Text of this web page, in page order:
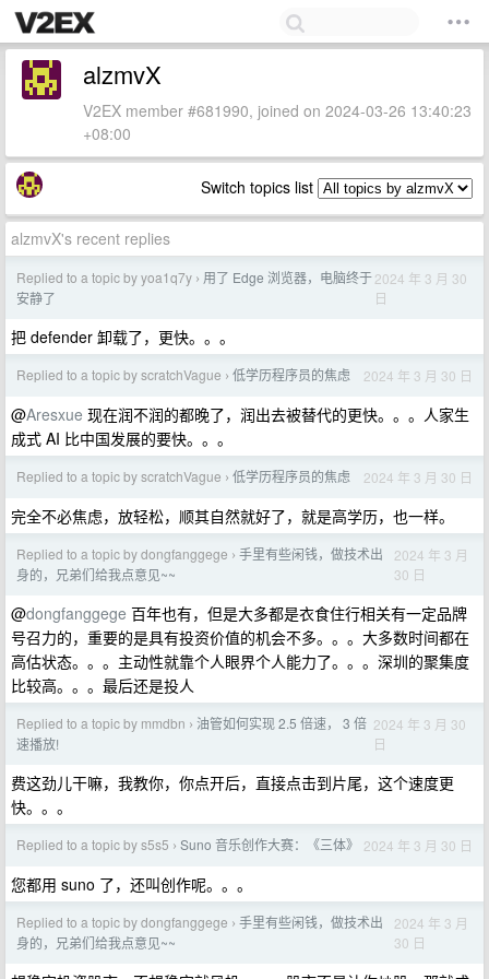
alzmvX
V2EX member #681990, joined on 2024-03-26 13:40:23
+08:00
Switch topics list
alzmvX's recent replies
Replied to a topic by yoa1q7y › 用了 Edge 浏览器，电脑终于
安静了
2024 年 3 月 30
日
把 defender 卸载了，更快。。。
Replied to a topic by scratchVague › 低学历程序员的焦虑 2024 年 3 月 30 日
@Aresxue 现在润不润的都晚了，润出去被替代的更快。。。人家生
成式 AI 比中国发展的要快。。。
Replied to a topic by scratchVague › 低学历程序员的焦虑 2024 年 3 月 30 日
完全不必焦虑，放轻松，顺其自然就好了，就是高学历，也一样。
Replied to a topic by dongfanggege › 手里有些闲钱，做技术出
身的，兄弟们给我点意见~~
2024 年 3 月
30 日
@dongfanggege 百年也有，但是大多都是衣食住行相关有一定品牌
号召力的，重要的是具有投资价值的机会不多。。。大多数时间都在
高估状态。。。主动性就靠个人眼界个人能力了。。。深圳的聚集度
比较高。。。最后还是投人
Replied to a topic by mmdbn › 油管如何实现 2.5 倍速， 3 倍
速播放!
2024 年 3 月 30
日
费这劲儿干嘛，我教你，你点开后，直接点击到片尾，这个速度更
快。。。
Replied to a topic by s5s5 › Suno 音乐创作大赛：《三体》 2024 年 3 月 30 日
您都用 suno 了，还叫创作呢。。。
Replied to a topic by dongfanggege › 手里有些闲钱，做技术出
身的，兄弟们给我点意见~~
2024 年 3 月
30 日